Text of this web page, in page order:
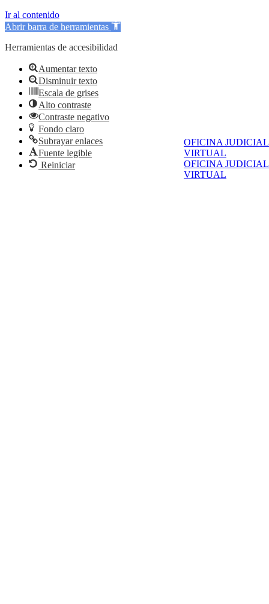
OFICINA JUDICIAL
VIRTUAL
OFICINA JUDICIAL
VIRTUAL
Ir al contenido
Abrir barra de herramientas
Herramientas de accesibilidad
Aumentar texto
Disminuir texto
Escala de grises
Alto contraste
Contraste negativo
Fondo claro
Subrayar enlaces
Fuente legible
Reiniciar